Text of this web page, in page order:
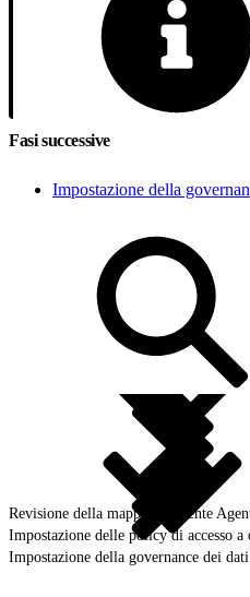
Fasi successive
Impostazione della
Revisione della mappatura utente
Impostazione delle policy di accesso
Impostazione della governance dei